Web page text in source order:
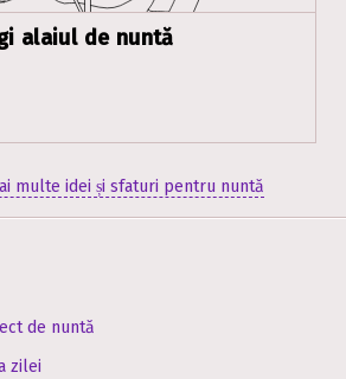
alaiul de nuntă
multe idei și sfaturi pentru nuntă
de nuntă
zilei